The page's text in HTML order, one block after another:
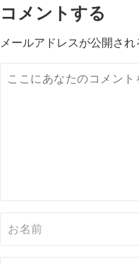
ナ
ビ
ゲ
コメントする
メールアドレスが公開され